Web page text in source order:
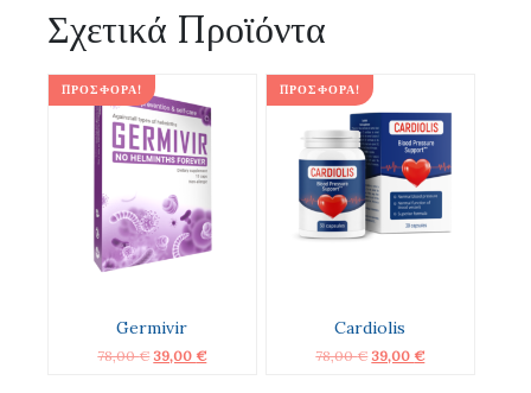
Σχετικά Προϊόντα
ΠΡΟΣΦΟΡΆ!
Germivir
78,00€ Original
39,00 €Η
ΠΡΟΣΦΟΡΆ!
Cardiolis
78,00€ Original
39,00 €Η